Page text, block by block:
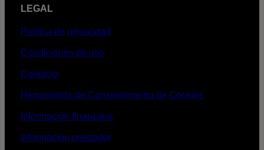
LEGAL
Política de privacidad
Condiciones de uso
Contacto
Herramienta de Consentimiento de Cookies
Información financiera
Información prestador